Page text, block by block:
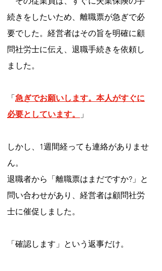
続きをしたいため、離職票が急ぎで必
要でした。経営者はその旨を明確に顧
問社労士に伝え、退職手続きを依頼し
ました。
「急ぎでお願いします。本人がすぐに
必要としています。
」
しかし、1週間経っても連絡がありませ
ん。
退職者から「離職票はまだですか?」と
問い合わせがあり、経営者は顧問社労
士に催促しました。
「確認します」という返事だけ。